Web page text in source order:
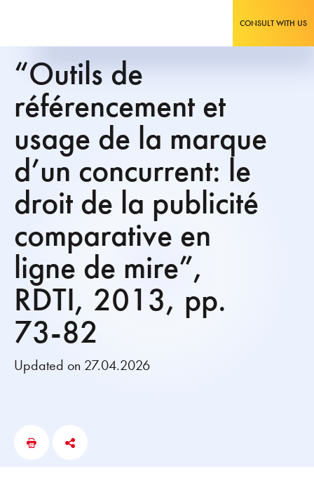
CONSULT WITH US
“Outils de
référencement et
usage de la marque
d’un concurrent: le
droit de la publicité
comparative en
ligne de mire”,
RDTI, 2013, pp.
73-82
Updated on 27.04.2026